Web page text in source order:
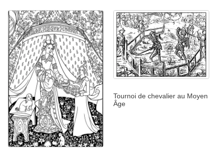
Tournoi de chevalier au Moyen
Âge